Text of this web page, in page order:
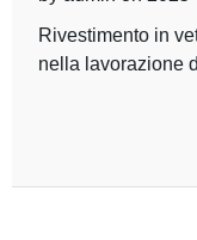
Rivestimento in
nella lavorazione